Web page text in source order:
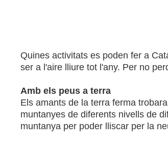
Quines activitats es poden fer a
ser a l'aire lliure tot l'any. Per no
Amb els peus a terra
Els amants de la terra ferma
muntanyes de diferents nivells de
muntanya per poder lliscar per la